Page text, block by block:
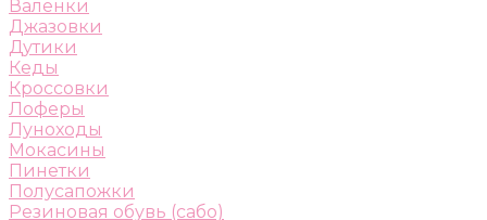
Валенки
Джазовки
Дутики
Кеды
Кроссовки
Лоферы
Луноходы
Мокасины
Пинетки
Полусапожки
Резиновая обувь (сабо)